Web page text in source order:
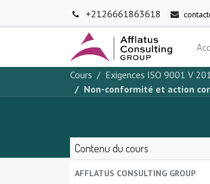
+2126661863618
Cours
Exigences ISO 9001 V
Non-conformité et action
Contenu du cours
AFFLATUS CONSULTING GROUP